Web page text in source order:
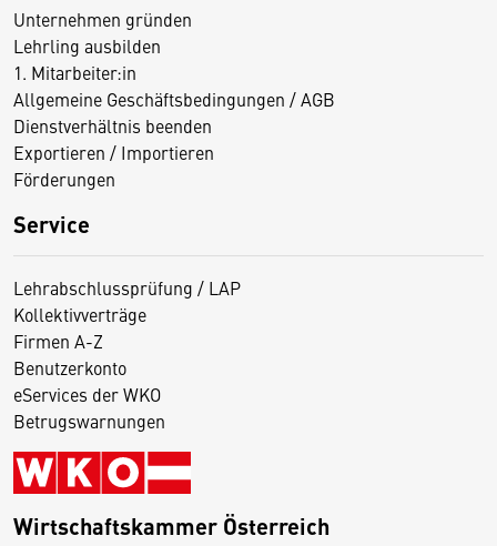
Unternehmen gründen
Lehrling ausbilden
1. Mitarbeiter:in
Allgemeine Geschäftsbedingungen / AGB
Dienstverhältnis beenden
Exportieren / Importieren
Förderungen
Service
Lehrabschlussprüfung / LAP
Kollektivverträge
Firmen A-Z
Benutzerkonto
eServices der WKO
Betrugswarnungen
Wirtschaftskammer Österreich